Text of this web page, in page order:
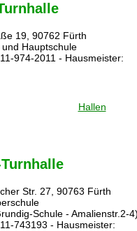
19, 90762 Fürth
Hauptschule
974-2011 - Hausmeister:
Hallen
Str. 27, 90763 Fürth
Schule - Amalienstr.2-
743193 - Hausmeister: